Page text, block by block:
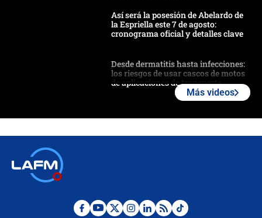
Así será la posesión de Abelardo de
la Espriella este 7 de agosto:
cronograma oficial y detalles clave
Desde dermatitis hasta infecciones:
los riesgos de usar cascos de motos
de aplicaciones de transporte
Posesión de Abelardo De La Espriella
Más videos